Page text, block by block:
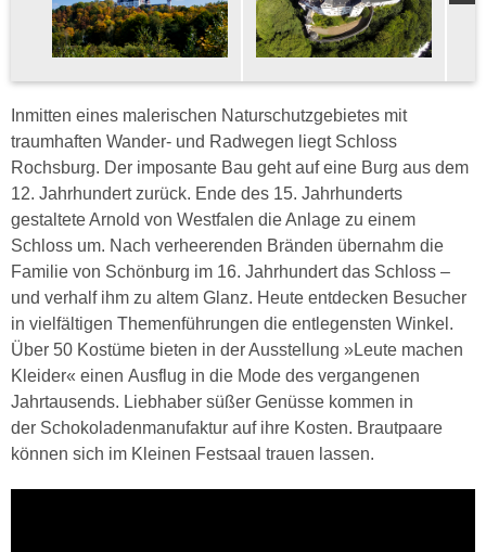
Inmitten eines malerischen Naturschutzgebietes mit
traumhaften Wander- und Radwegen liegt Schloss
Rochsburg. Der imposante Bau geht auf eine Burg aus dem
12. Jahrhundert zurück. Ende des 15. Jahrhunderts
gestaltete Arnold von Westfalen die Anlage zu einem
Schloss um. Nach verheerenden Bränden übernahm die
Familie von Schönburg im 16. Jahrhundert das Schloss –
und verhalf ihm zu altem Glanz. Heute entdecken Besucher
in vielfältigen Themenführungen die entlegensten Winkel.
Über 50 Kostüme bieten in der Ausstellung »Leute machen
Kleider« einen Ausflug in die Mode des vergangenen
Jahrtausends. Liebhaber süßer Genüsse kommen in
der Schokoladenmanufaktur auf ihre Kosten. Brautpaare
können sich im Kleinen Festsaal trauen lassen.